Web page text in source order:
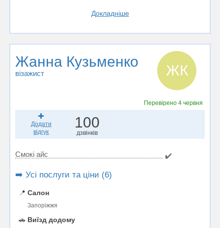
Докладніше
Жанна Кузьменко
візажист ЖК
Перевірено 4 червня
Додати
відгук
100
дзвінків
Смокі айс ✔️
➡️ Усі послуги та ціни (6)
📍 Салон
Запоріжжя
🚗 Виїзд додому